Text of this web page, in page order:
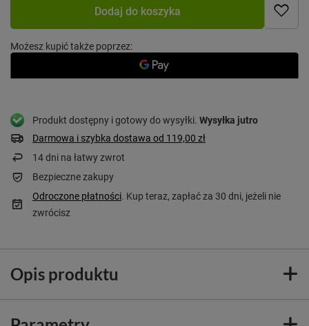
Dodaj do koszyka
Możesz kupić także poprzez:
Produkt dostępny i gotowy do wysyłki Wysyłka jutro
Darmowa i szybka dostawa od 119,00 zł
14dni na łatwy zwrot
Bezpieczne zakupy
Odroczone płatności. Kup teraz, zapłać za 30 dni, jeżeli nie
zwrócisz
Opis produktu